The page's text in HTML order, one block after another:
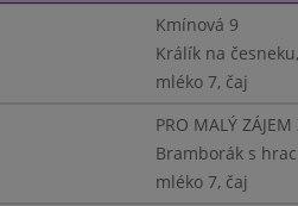
Kmínová 9
Králík na
mléko 7, čaj
PRO MALÝ
Bramborák s
mléko 7, čaj